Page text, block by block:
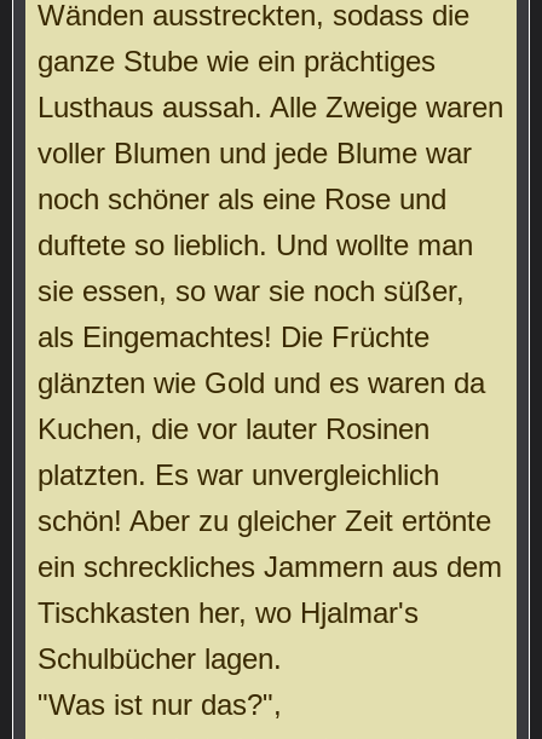
Wänden ausstreckten, sodass die
ganze Stube wie ein prächtiges
Lusthaus aussah. Alle Zweige waren
voller Blumen und jede Blume war
noch schöner als eine Rose und
duftete so lieblich. Und wollte man
sie essen, so war sie noch süßer,
als Eingemachtes! Die Früchte
glänzten wie Gold und es waren da
Kuchen, die vor lauter Rosinen
platzten. Es war unvergleichlich
schön! Aber zu gleicher Zeit ertönte
ein schreckliches Jammern aus dem
Tischkasten her, wo Hjalmar's
Schulbücher lagen.
"Was ist nur das?",